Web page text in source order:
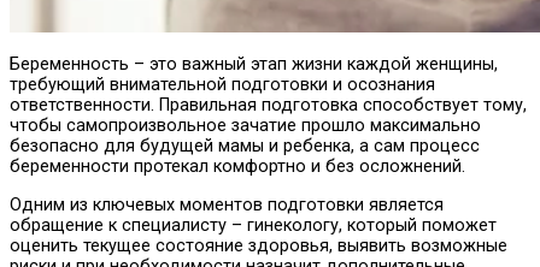
Беременность – это важный этап жизни каждой женщины,
требующий внимательной подготовки и осознания
ответственности. Правильная подготовка способствует тому,
чтобы самопроизвольное зачатие прошло максимально
безопасно для будущей мамы и ребенка, а сам процесс
беременности протекал комфортно и без осложнений.
Одним из ключевых моментов подготовки является
обращение к специалисту – гинекологу, который поможет
оценить текущее состояние здоровья, выявить возможные